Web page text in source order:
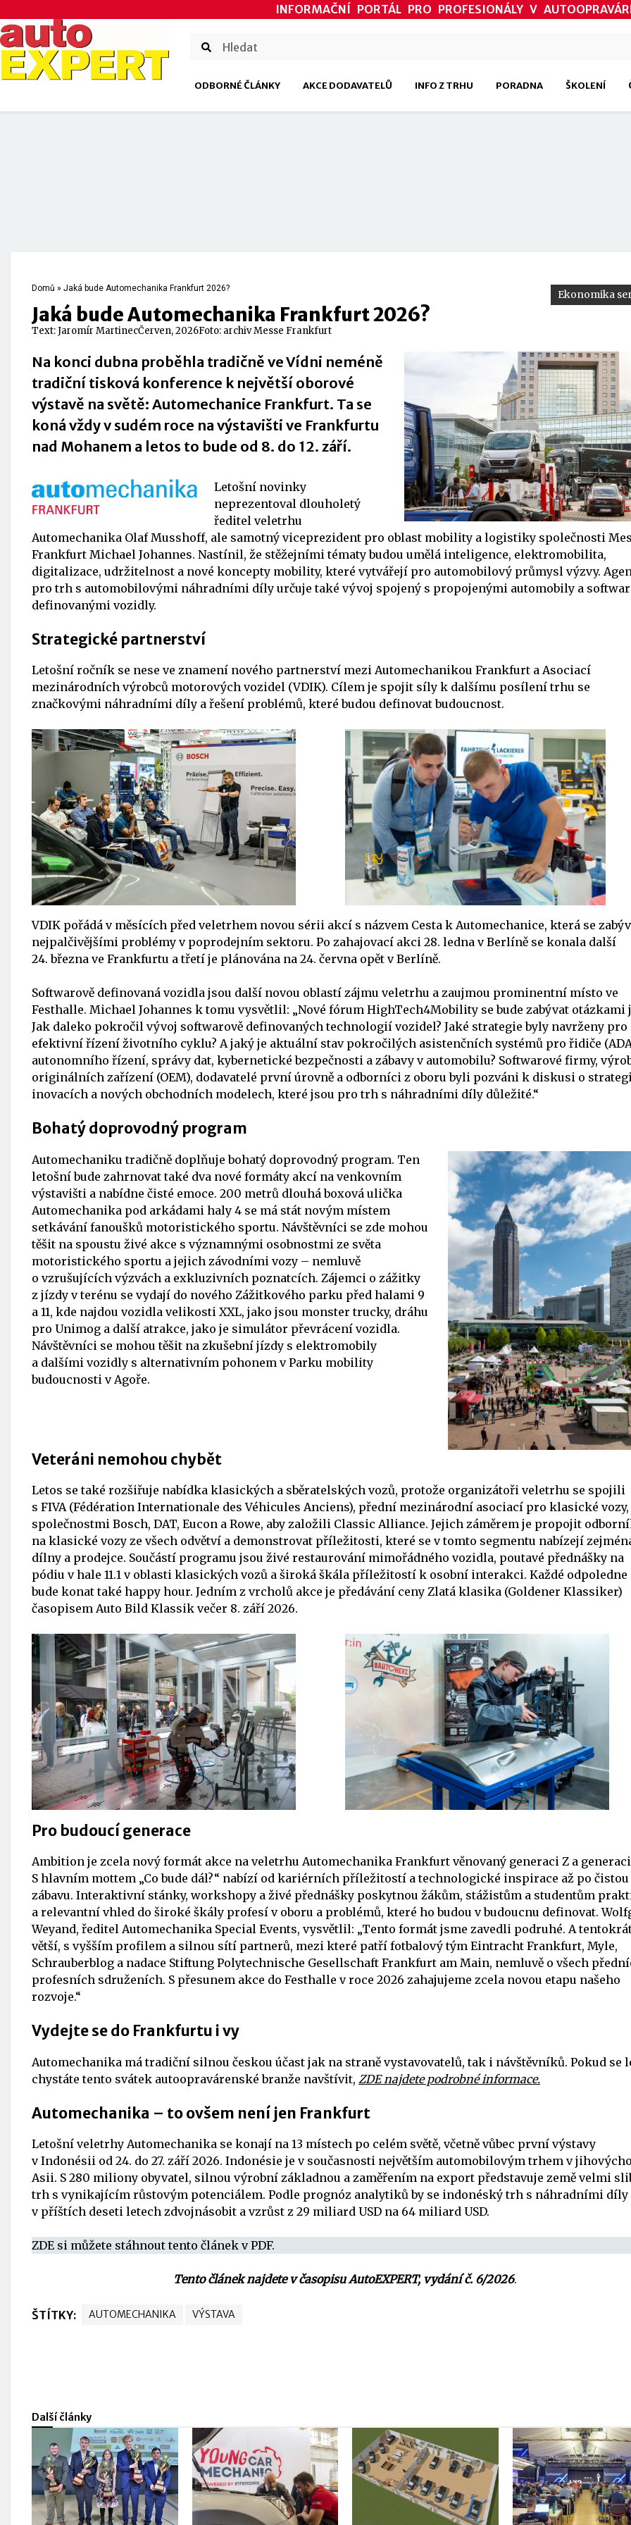
INFORMAČNÍ PORTÁL PRO PROFESIONÁLY V
ODBORNÉ ČLÁNKY AKCE DODAVATELŮ INFO Z TRHU PORADNA ŠKOLENÍ
Domů » Jaká bude Automechanika Frankfurt 2026?
Jaká bude Automechanika Frankfurt 2026?
Ekonomika
Text:Jaromír MartinecČerven, 2026Foto: archiv Messe Frankfurt
Na konci dubna proběhla tradičně ve Vídni neméně
tradiční tisková konference k největší oborové
výstavě na světě: Automechanice Frankfurt. Ta se
koná vždy v sudém roce na výstavišti ve Frankfurtu
nad Mohanem a letos to bude od 8. do 12. září.
Letošní novinky
neprezentoval dlouholetý
ředitel veletrhu
Automechanika Olaf Musshoff, ale samotný viceprezident pro oblast mobility a logistiky společnosti
Frankfurt Michael Johannes. Nastínil, že stěžejními tématy budou umělá inteligence, elektromobilita,
digitalizace, udržitelnost a nové koncepty mobility, které vytvářejí pro automobilový průmysl výzvy.
pro trh s automobilovými náhradními díly určuje také vývoj spojený s propojenými automobily a
definovanými vozidly.
Strategické partnerství
Letošní ročník se nese ve znamení nového partnerství mezi Automechanikou Frankfurt a Asociací
mezinárodních výrobců motorových vozidel (VDIK). Cílem je spojit síly k dalšímu posílení trhu se
značkovými náhradními díly a řešení problémů, které budou definovat budoucnost.
VDIK pořádá v měsících před veletrhem novou sérii akcí s názvem Cesta k Automechanice, která se
nejpalčivějšími problémy v poprodejním sektoru. Po zahajovací akci 28. ledna v Berlíně se konala další
24. března ve Frankfurtu a třetí je plánována na 24. června opět v Berlíně.
Softwarově definovaná vozidla jsou další novou oblastí zájmu veletrhu a zaujmou prominentní místo ve
Festhalle. Michael Johannes k tomu vysvětlil: „Nové fórum HighTech4Mobility se bude zabývat otázkami
Jak daleko pokročil vývoj softwarově definovaných technologií vozidel? Jaké strategie byly navrženy pro
efektivní řízení životního cyklu? A jaký je aktuální stav pokročilých asistenčních systémů pro řidiče
autonomního řízení, správy dat, kybernetické bezpečnosti a zábavy v automobilu? Softwarové firmy,
originálních zařízení (OEM), dodavatelé první úrovně a odborníci z oboru byli pozváni k diskusi o
inovacích a nových obchodních modelech, které jsou pro trh s náhradními díly důležité.“
Bohatý doprovodný program
Automechaniku tradičně doplňuje bohatý doprovodný program. Ten
letošní bude zahrnovat také dva nové formáty akcí na venkovním
výstavišti a nabídne čisté emoce. 200 metrů dlouhá boxová ulička
Automechanika pod arkádami haly 4 se má stát novým místem
setkávání fanoušků motoristického sportu. Návštěvníci se zde mohou
těšit na spoustu živé akce s významnými osobnostmi ze světa
motoristického sportu a jejich závodními vozy – nemluvě
o vzrušujících výzvách a exkluzivních poznatcích. Zájemci o zážitky
z jízdy v terénu se vydají do nového Zážitkového parku před halami 9
a 11, kde najdou vozidla velikosti XXL, jako jsou monster trucky, dráhu
pro Unimog a další atrakce, jako je simulátor převrácení vozidla.
Návštěvníci se mohou těšit na zkušební jízdy s elektromobily
a dalšími vozidly s alternativním pohonem v Parku mobility
budoucnosti v Agoře.
Veteráni nemohou chybět
Letos se také rozšiřuje nabídka klasických a sběratelských vozů, protože organizátoři veletrhu se spojili
s FIVA (Fédération Internationale des Véhicules Anciens), přední mezinárodní asociací pro klasické vozy,
společnostmi Bosch, DAT, Eucon a Rowe, aby založili Classic Alliance. Jejich záměrem je propojit
na klasické vozy ze všech odvětví a demonstrovat příležitosti, které se v tomto segmentu nabízejí
dílny a prodejce. Součástí programu jsou živé restaurování mimořádného vozidla, poutavé přednášky na
pódiu v hale 11.1 v oblasti klasických vozů a široká škála příležitostí k osobní interakci. Každé odpoledne
bude konat také happy hour. Jedním z vrcholů akce je předávání ceny Zlatá klasika (Goldener Klassiker)
časopisem Auto Bild Klassik večer 8. září 2026.
Pro budoucí generace
Ambition je zcela nový formát akce na veletrhu Automechanika Frankfurt věnovaný generaci Z a
S hlavním mottem „Co bude dál?“ nabízí od kariérních příležitostí a technologické inspirace až po čistou
zábavu. Interaktivní stánky, workshopy a živé přednášky poskytnou žákům, stážistům a studentům
a relevantní vhled do široké škály profesí v oboru a problémů, které ho budou v budoucnu definovat.
Weyand, ředitel Automechanika Special Events, vysvětlil: „Tento formát jsme zavedli podruhé. A
větší, s vyšším profilem a silnou sítí partnerů, mezi které patří fotbalový tým Eintracht Frankfurt, Myle,
Schrauberblog a nadace Stiftung Polytechnische Gesellschaft Frankfurt am Main, nemluvě o všech
profesních sdruženích. S přesunem akce do Festhalle v roce 2026 zahajujeme zcela novou etapu našeho
rozvoje.“
Vydejte se do Frankfurtu i vy
Automechanika má tradiční silnou českou účast jak na straně vystavovatelů, tak i návštěvníků. Pokud se
chystáte tento svátek autoopravárenské branže navštívit, ZDE najdete podrobné informace.
Automechanika – to ovšem není jen Frankfurt
Letošní veletrhy Automechanika se konají na 13 místech po celém světě, včetně vůbec první výstavy
v Indonésii od 24. do 27. září 2026. Indonésie je v současnosti největším automobilovým trhem v
Asii. S 280 miliony obyvatel, silnou výrobní základnou a zaměřením na export představuje země velmi
trh s vynikajícím růstovým potenciálem. Podle prognóz analytiků by se indonéský trh s náhradními díly
v příštích deseti letech zdvojnásobit a vzrůst z 29 miliard USD na 64 miliard USD.
ZDE si můžete stáhnout tento článek v PDF.
Tento článek najdete v časopisu AutoEXPERT, vydání č. 6/2026.
ŠTÍTKY: AUTOMECHANIKA VÝSTAVA
Další články